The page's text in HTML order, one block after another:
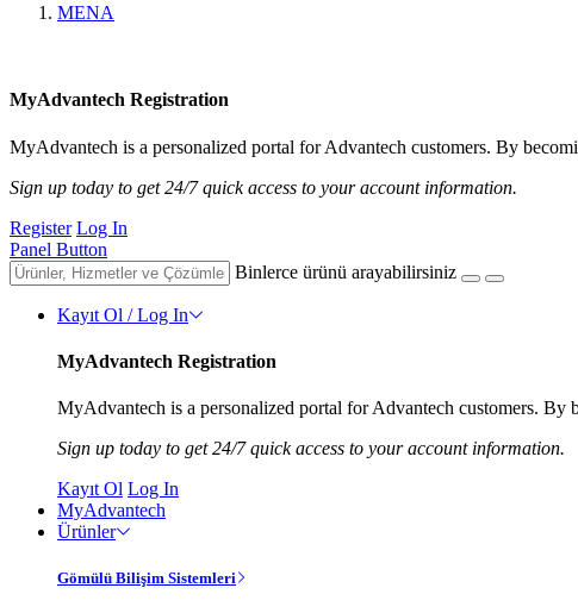
MENA
MyAdvantech Registration
MyAdvantech is a personalized portal for Advantech customers. By
Sign up today to get 24/7 quick access to your account information.
Register Log In
Panel Button
Binlerce ürünü arayabilirsiniz
Kayıt Ol / Log In
MyAdvantech Registration
MyAdvantech is a personalized portal for Advantech customers. By
Sign up today to get 24/7 quick access to your account information.
Kayıt Ol Log In
MyAdvantech
Ürünler
Gömülü Bilişim Sistemleri